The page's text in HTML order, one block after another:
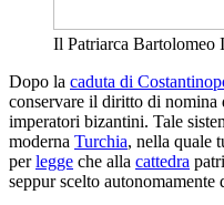
Il Patriarca Bartolomeo
Dopo la caduta di
conservare il diritto di nomina
imperatori bizantini. Tale
moderna Turchia, nella quale
perlegge che alla cattedra
seppur scelto